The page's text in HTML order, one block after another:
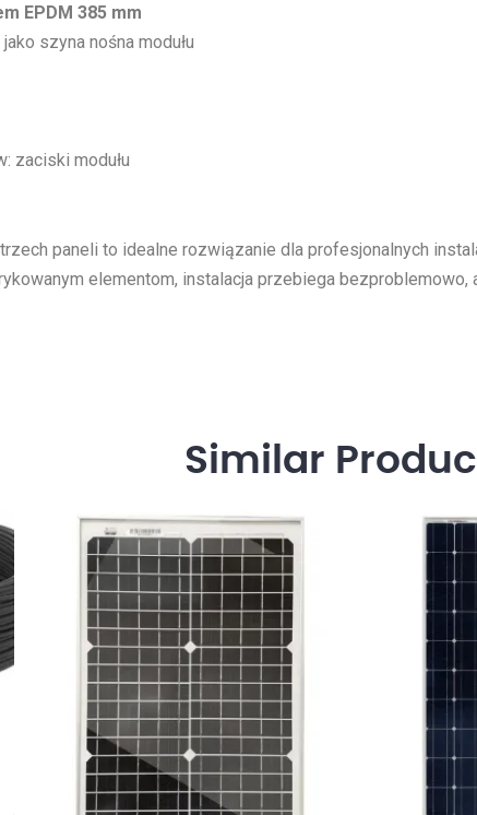
EPDM 385 mm
szyna nośna modułu
zaciski modułu
paneli to idealne rozwiązanie dla profesjonalnych
elementom, instalacja przebiega bezproblemowo,
Similar